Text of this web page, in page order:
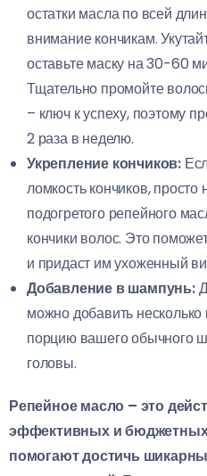
остатки масла по всей
внимание кончикам.
оставьте маску на 30-60
Тщательно промойте
– ключ к успеху, поэтому
2 раза в неделю.
Укрепление кончиков:
ломкость кончиков, просто
подогретого репейного
кончики волос. Это
и придаст им ухоженный
Добавление в шампунь:
можно добавить
порцию вашего обычного
головы.
Репейное масло – это
эффективных и
помогают достичь